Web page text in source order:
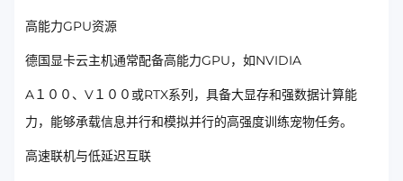
高能力GPU资源
德国显卡云主机通常配备高能力GPU，如NVIDIA
A１００、V１００或RTX系列，具备大显存和强数据计算能
力，能够承载信息并行和模拟并行的高强度训练宠物任务。
高速联机与低延迟互联